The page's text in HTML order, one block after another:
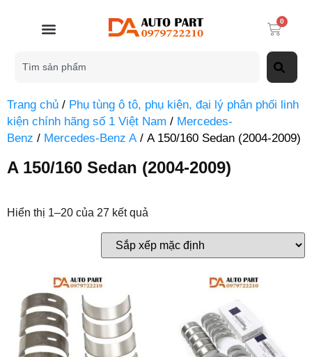
0
Trang chủ / Phụ tùng ô tô, phụ kiện, đại lý phân phối linh
kiện chính hãng số 1 Việt Nam / Mercedes-
Benz / Mercedes-Benz A/ A 150/160 Sedan (2004-2009)
A 150/160 Sedan (2004-2009)
Hiển thị 1–20 của 27 kết quả